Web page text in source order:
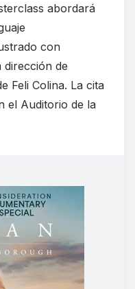
abordará
con
de
Feli Colina. La cita
el Auditorio de la